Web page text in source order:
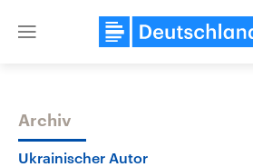
Close
Themen
Archiv
Ukrainischer Autor